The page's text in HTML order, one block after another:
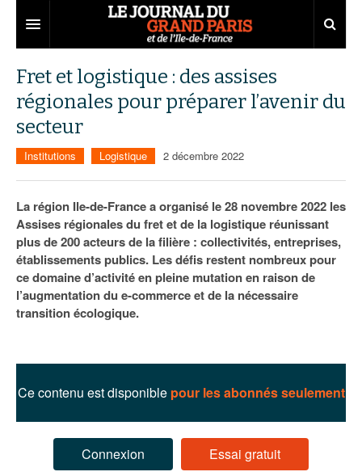
Territoires
Aménagement
Collectivités
Services urbains
Entreprises
Développement économique
Attractivité
Innovation
Transport
Départements
77
78
91
93
94
Nominations
Portraits
Agenda
Les Assises du Grand Paris
Éditions précédentes
Le podcast
Ecouter les épisodes
Fret et logistique : des assises
régionales pour préparer l’avenir du
secteur
Institutions Logistique 2 décembre 2022
La région Ile-de-France a organisé le 28 novembre 2022 les
Assises régionales du fret et de la logistique réunissant
plus de 200 acteurs de la filière : collectivités, entreprises,
établissements publics. Les défis restent nombreux pour
ce domaine d’activité en pleine mutation en raison de
l’augmentation du e-commerce et de la nécessaire
transition écologique.
Ce contenu est disponible pour les abonnés seulement
Connexion Essai gratuit